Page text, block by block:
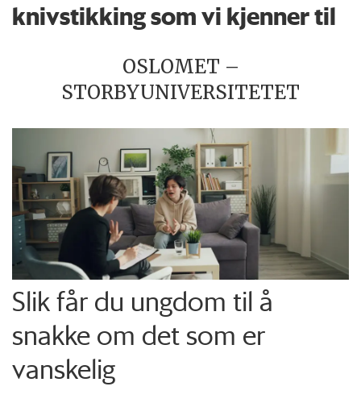
knivstikking som vi kjenner til
OSLOMET –
STORBYUNIVERSITETET
Slik får du ungdom til å
snakke om det som er
vanskelig